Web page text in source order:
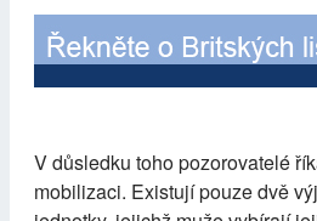
V důsledku toho pozorovatelé
mobilizaci. Existují pouze dvě